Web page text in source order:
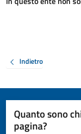
Indietro
Quanto sono
pagina?